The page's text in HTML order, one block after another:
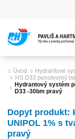
Úvod Hydrantové
HS D33 penotvorný
Hydrantový systém
D33 -30bm pravý
Dopyt produkt:
UNIPOL 1% s
pravý